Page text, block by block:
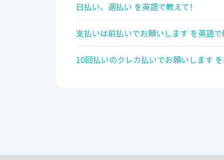
日払い、週払い を英語で教えて!
支払いは前払いでお願いします を英語
10回払いのクレカ払いでお願いします